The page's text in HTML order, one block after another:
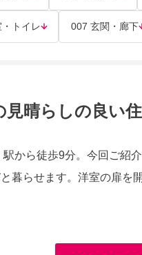
トイレ 007 玄関・廊下
見晴らしの良い
から徒歩9分。今回ご紹
暮らせます。洋室の扉を